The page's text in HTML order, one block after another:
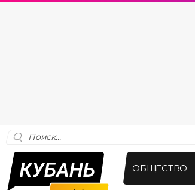
ОБЩЕСТВО